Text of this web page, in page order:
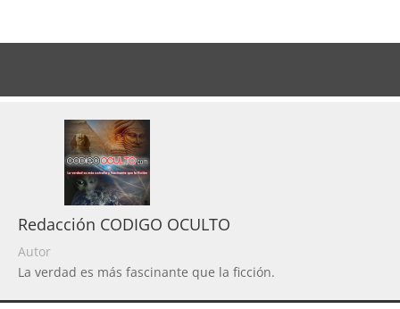
Redacción CODIGO OCULTO
Autor
La verdad es más fascinante que la ficción.